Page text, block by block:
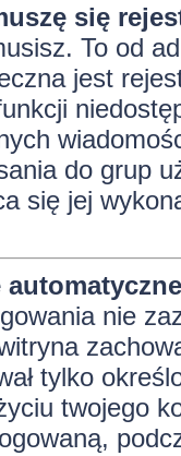
się
To od
jest
do grup
się jej
nie
tylko
twojego